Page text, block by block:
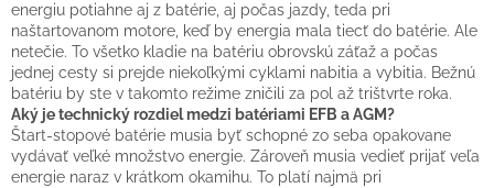
energiu potiahne aj z batérie, aj počas jazdy, teda pri
naštartovanom motore, keď by energia mala tiecť do batérie. Ale
netečie. To všetko kladie na batériu obrovskú záťaž a počas
jednej cesty si prejde niekoľkými cyklami nabitia a vybitia. Bežnú
batériu by ste v takomto režime zničili za pol až trištvrte roka.
Aký je technický rozdiel medzi batériami EFB a AGM?
Štart-stopové batérie musia byť schopné zo seba opakovane
vydávať veľké množstvo energie. Zároveň musia vedieť prijať veľa
energie naraz v krátkom okamihu. To platí najmä pri